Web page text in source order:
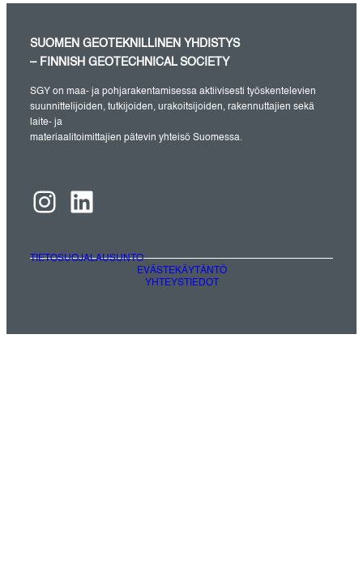
SUOMEN GEOTEKNILLINEN YHDISTYS
– FINNISH GEOTECHNICAL SOCIETY
SGY on maa- ja pohjarakentamisessa aktiivisesti työskentelevien
suunnittelijoiden, tutkijoiden, urakoitsijoiden, rakennuttajien sekä
laite- ja
materiaalitoimittajien pätevin yhteisö Suomessa.
Instagram LinkedIn
TIETOSUOJALAUSUNTO
EVÄSTEKÄYTÄNTÖ
YHTEYSTIEDOT